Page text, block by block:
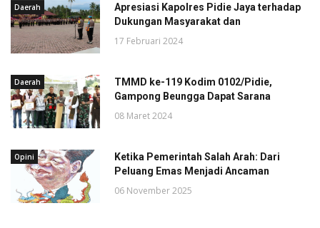
Daerah
Apresiasi Kapolres Pidie Jaya terhadap
Dukungan Masyarakat dan
17 Februari 2024
Daerah
TMMD ke-119 Kodim 0102/Pidie,
Gampong Beungga Dapat Sarana
08 Maret 2024
Opini
Ketika Pemerintah Salah Arah: Dari
Peluang Emas Menjadi Ancaman
06 November 2025